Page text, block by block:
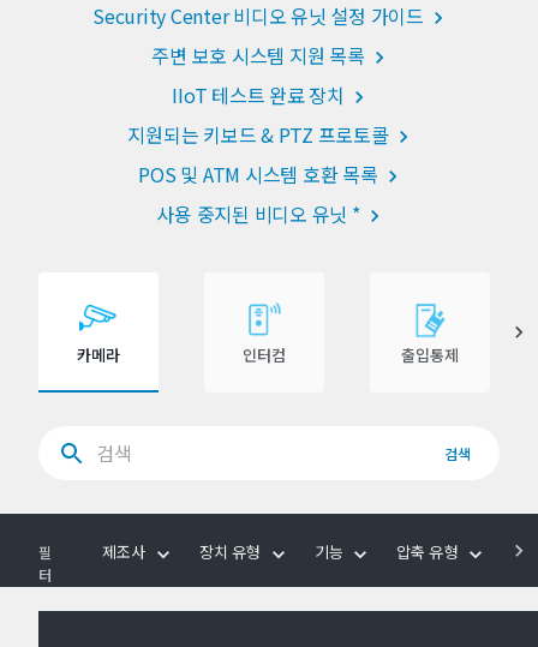
Security Center 비디오 유닛 설정 가이드
주변 보호 시스템 지원 목록
IIoT 테스트 완료 장치
지원되는 키보드 & PTZ 프로토콜
POS 및 ATM 시스템 호환 목록
사용 중지된 비디오 유닛 *
카메라 인터컴 출입통제
검색
필
터
제조사 장치 유형 기능 압축 유형 음